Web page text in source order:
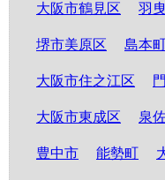
大阪市鶴見区 羽
堺市美原区 島本
大阪市住之江区
大阪市東成区 泉
豊中市 能勢町